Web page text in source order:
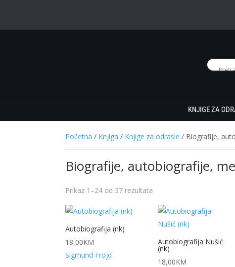
KNJIGE ZA
Početna / Knjiga / Knjige za odrasle / Biografije,
Biografije, autobiografije,
Prikaz 1–24 od 37 rezultata
Autobiografija (nk)
18,00KM
Sigmund Frojd
Autobiografija Nušić
(nk)
18,00KM